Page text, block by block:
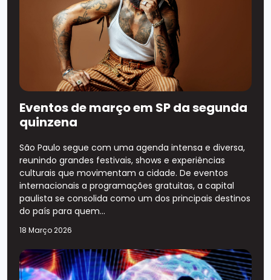
Eventos de março em SP da segunda
quinzena
São Paulo segue com uma agenda intensa e diversa,
reunindo grandes festivais, shows e experiências
culturais que movimentam a cidade. De eventos
internacionais a programações gratuitas, a capital
paulista se consolida como um dos principais destinos
do país para quem...
18 Março 2026